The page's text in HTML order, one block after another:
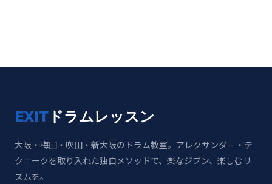
EXIT ドラムレッスン
大阪・梅田・吹田・新大阪のドラム教室。アレクサンダー・テ
クニークを取り入れた独自メソッドで、楽なジブン、楽しむリ
ズムを。